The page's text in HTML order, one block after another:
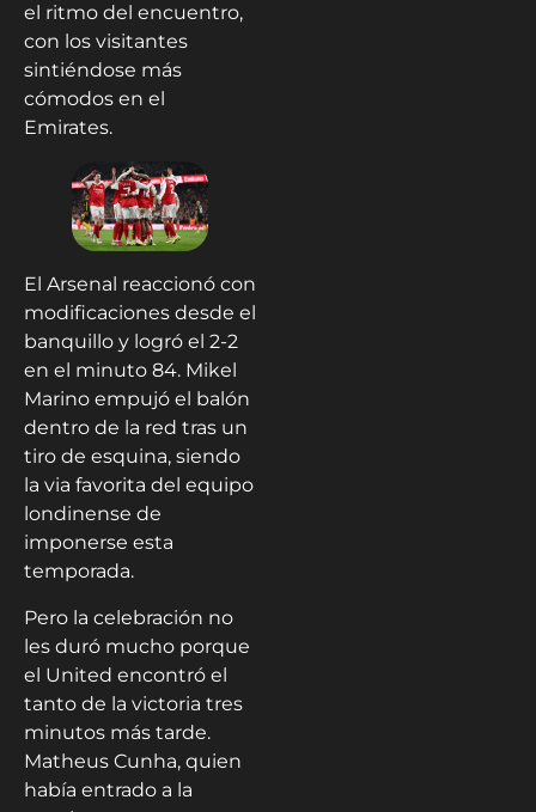
el ritmo del encuentro,
con los visitantes
sintiéndose más
cómodos en el
Emirates.
El Arsenal reaccionó con
modificaciones desde el
banquillo y logró el 2-2
en el minuto 84. Mikel
Marino empujó el balón
dentro de la red tras un
tiro de esquina, siendo
la via favorita del equipo
londinense de
imponerse esta
temporada.
Pero la celebración no
les duró mucho porque
el United encontró el
tanto de la victoria tres
minutos más tarde.
Matheus Cunha, quien
había entrado a la